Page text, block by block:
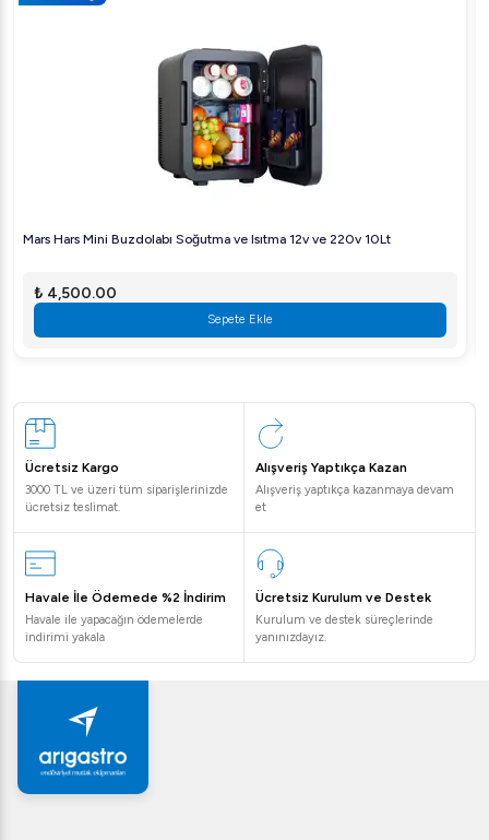
Mars Hars Mini Buzdolabı Soğutma ve Isıtma 12v ve 220v 10Lt
₺ 4,500.00
Sepete Ekle
Ücretsiz Kargo
3000 TL ve üzeri tüm siparişlerinizde
ücretsiz teslimat.
Alışveriş Yaptıkça Kazan
Alışveriş yaptıkça kazanmaya devam
et
Havale İle Ödemede %2 İndirim
Havale ile yapacağın ödemelerde
indirimi yakala
Ücretsiz Kurulum ve Destek
Kurulum ve destek süreçlerinde
yanınızdayız.